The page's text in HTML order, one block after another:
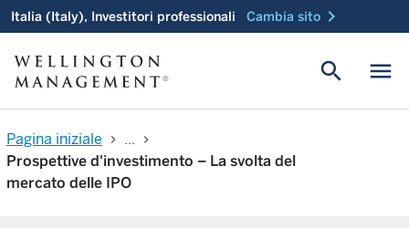
Italia (Italy), Investitori professionali Cambia sito chevron_right
menu
search
Pagina iniziale chevron_right ... chevron_right
Prospettive d'investimento – La svolta del
mercato delle IPO